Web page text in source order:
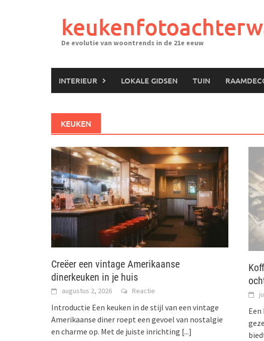
De evolutie van woontrends in de 21e eeuw
INTERIEUR LOKALE GIDSEN TUIN
KEUKEN
Creëer een vintage Amerikaanse
dinerkeuken in je huis
augustus 2, 2026 Reactie
Introductie Een keuken in de stijl van een vintage
Amerikaanse diner roept een gevoel van nostalgie
en charme op. Met de juiste inrichting [...]